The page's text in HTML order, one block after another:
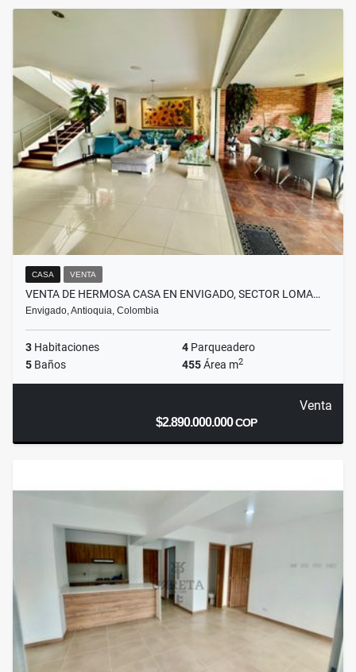
CASA VENTA
VENTA DE HERMOSA CASA EN ENVIGADO, SECTOR LOMA…
Envigado, Antioquia, Colombia
3 Habitaciones 4 Parqueadero
5 Baños 455Área m2
Venta
$2.890.000.000COP